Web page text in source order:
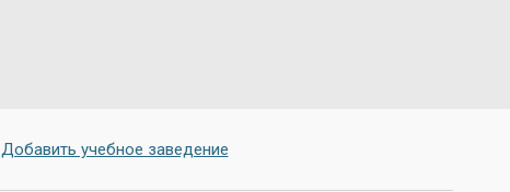
Добавить учебное заведение